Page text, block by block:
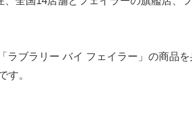
ブラリー バイ フェイラー」の商品
す。